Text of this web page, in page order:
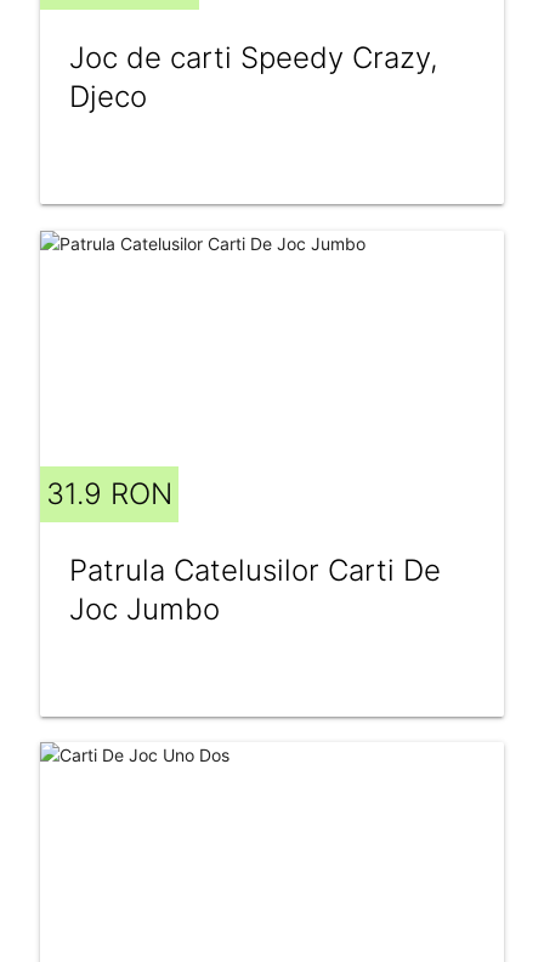
Joc de carti Speedy Crazy,
Djeco
31.9 RON
Patrula Catelusilor Carti De
Joc Jumbo